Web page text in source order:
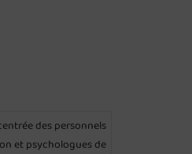
des personnels
et psychologues de